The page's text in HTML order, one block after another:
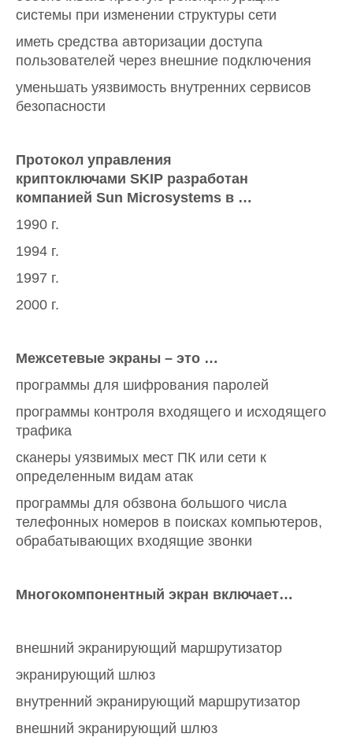
системы при изменении структуры сети
иметь средства авторизации доступа
пользователей через внешние подключения
уменьшать уязвимость внутренних сервисов
безопасности
Протокол управления
криптоключами SKIP разработан
компанией Sun Microsystems в …
1990 г.
1994 г.
1997 г.
2000 г.
Межсетевые экраны – это …
программы для шифрования паролей
программы контроля входящего и исходящего
трафика
сканеры уязвимых мест ПК или сети к
определенным видам атак
программы для обзвона большого числа
телефонных номеров в поисках компьютеров,
обрабатывающих входящие звонки
Многокомпонентный экран включает…
внешний экранирующий маршрутизатор
экранирующий шлюз
внутренний экранирующий маршрутизатор
внешний экранирующий шлюз